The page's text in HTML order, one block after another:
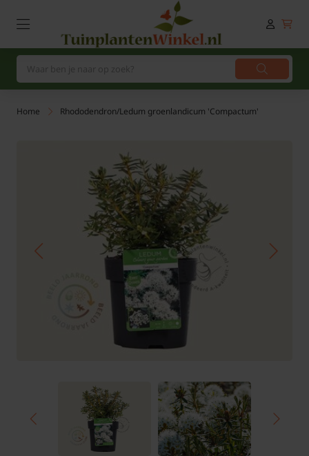
Home Rhododendron/Ledum groenlandicum 'Compactum'